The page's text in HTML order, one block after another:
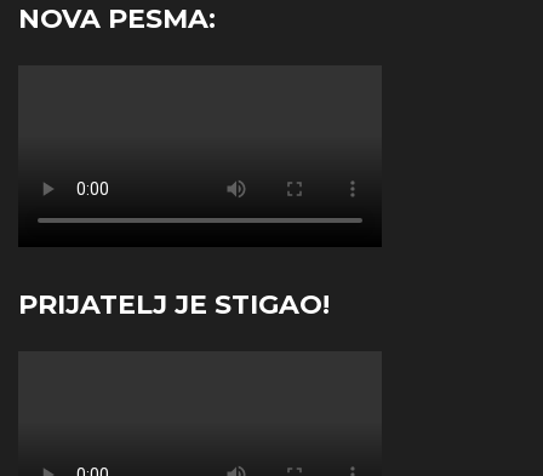
NOVA PESMA:
PRIJATELJ JE STIGAO!